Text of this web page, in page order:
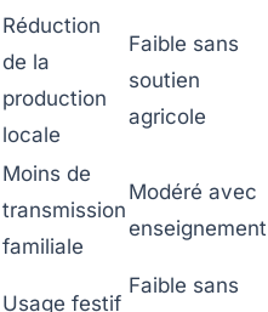
Réduction
de la
production
locale
Faible sans
soutien
agricole
Moins de
transmission
familiale
Modéré avec
enseignement
Usage festif
Faible sans